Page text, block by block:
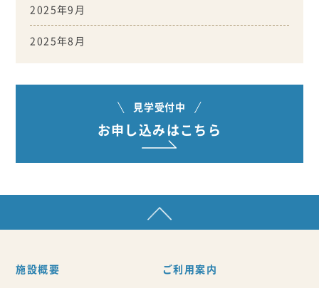
2025年9月
2025年8月
見学受付中
お申し込みはこちら
施設概要
ご利用案内